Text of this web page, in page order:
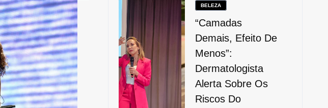
BELEZA
“Camadas
Demais, Efeito De
Menos”:
Dermatologista
Alerta Sobre Os
Riscos Do